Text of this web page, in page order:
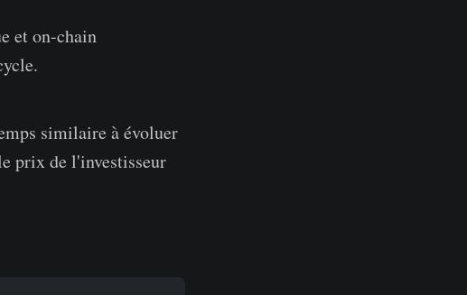
et on-chain
similaire à évoluer
prix de l'investisseur